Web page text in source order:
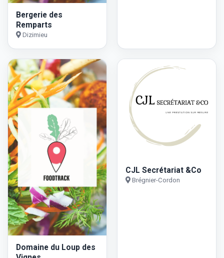
Bergerie des
Remparts
Dizimieu
Domaine du Loup des
CJL Secrétariat &Co
Brégnier-Cordon